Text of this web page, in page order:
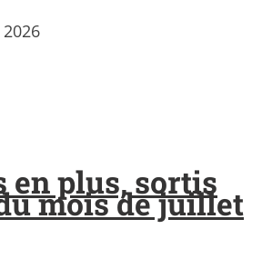
en plus, sortis
mois de juillet